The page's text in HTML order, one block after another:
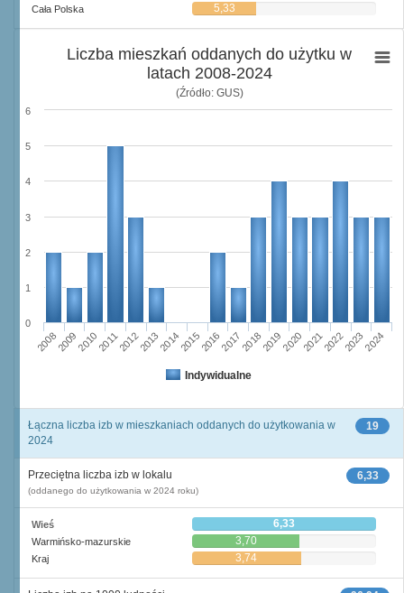
Cała Polska 5,33
Liczba mieszkań oddanych do użytku w
latach 2008-2024
(Źródło: GUS)
Indywidualne
20082009201020112012201320142015201620172018201920202021202220232024
0
1
2
3
4
5
6
19
Łączna liczba izb w mieszkaniach oddanych do użytkowania w
2024
6,33
Przeciętna liczba izb w lokalu
(oddanego do użytkowania w 2024 roku)
Wieś 6,33
Warmińsko-mazurskie 3,70
Kraj 3,74